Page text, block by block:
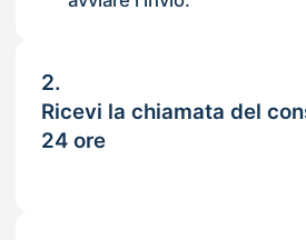
2.
Ricevi la chiamata del
24 ore